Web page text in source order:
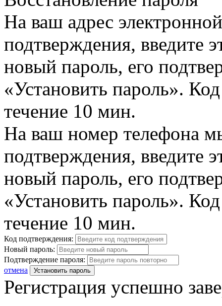
На ваш адрес
подтверждения, введите
новый пароль, его
«Установить пароль».
течение 10 мин.
На ваш номер телефона
подтверждения, введите
новый пароль, его
«Установить пароль».
течение 10 мин.
Код подтверждения:
Новый пароль:
Подтверждение пароля:
отмена
Установить пароль
Регистрация успешно